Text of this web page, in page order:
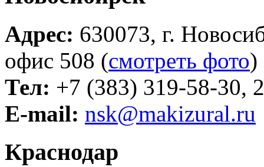
Адрес: 630073, г.
офис 508 (смотреть фото)
Тел: +7 (383) 319-58-30,
E-mail: nsk@makizural.ru
Краснодар